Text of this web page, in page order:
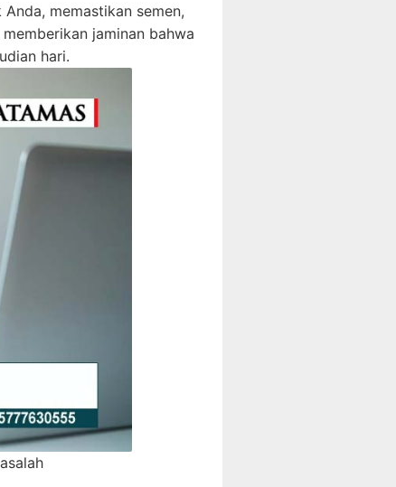
memastikan semen,
jaminan bahwa
hari.